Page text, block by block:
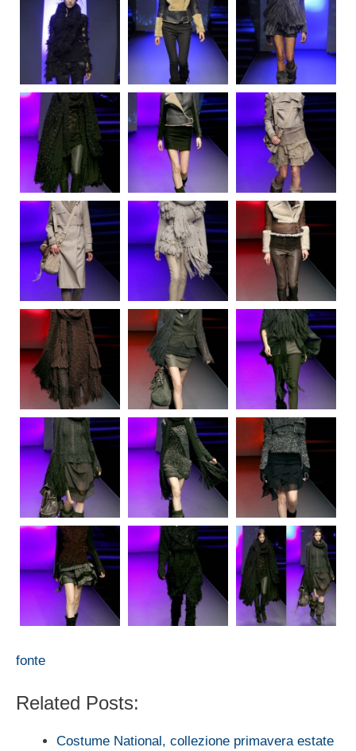
fonte
Related Posts:
Costume National, collezione primavera estate